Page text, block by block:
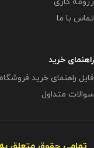
تماس با ما
راهنمای خرید
فایل راهنمای خرید فروشگاه
سوالات متداول